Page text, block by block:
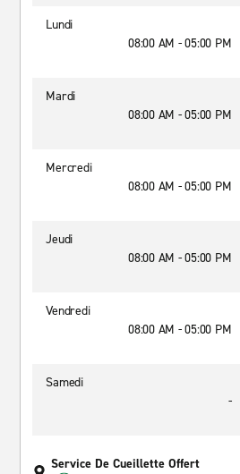
Lundi
08:00 AM - 05:00 PM
Mardi
08:00 AM - 05:00 PM
Mercredi
08:00 AM - 05:00 PM
Jeudi
08:00 AM - 05:00 PM
Vendredi
08:00 AM - 05:00 PM
Samedi
-
Service De Cueillette Offert